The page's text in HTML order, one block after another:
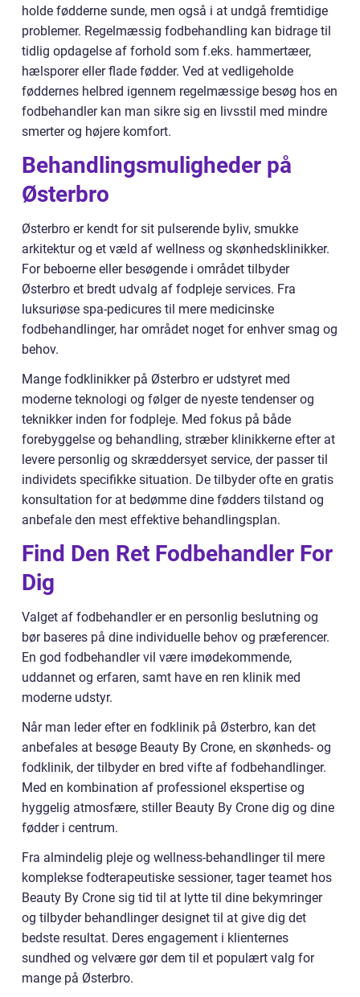
holde fødderne sunde, men også i at undgå fremtidige
problemer. Regelmæssig fodbehandling kan bidrage til
tidlig opdagelse af forhold som f.eks. hammertæer,
hælsporer eller flade fødder. Ved at vedligeholde
føddernes helbred igennem regelmæssige besøg hos en
fodbehandler kan man sikre sig en livsstil med mindre
smerter og højere komfort.
Behandlingsmuligheder på
Østerbro
Østerbro er kendt for sit pulserende byliv, smukke
arkitektur og et væld af wellness og skønhedsklinikker.
For beboerne eller besøgende i området tilbyder
Østerbro et bredt udvalg af fodpleje services. Fra
luksuriøse spa-pedicures til mere medicinske
fodbehandlinger, har området noget for enhver smag og
behov.
Mange fodklinikker på Østerbro er udstyret med
moderne teknologi og følger de nyeste tendenser og
teknikker inden for fodpleje. Med fokus på både
forebyggelse og behandling, stræber klinikkerne efter at
levere personlig og skræddersyet service, der passer til
individets specifikke situation. De tilbyder ofte en gratis
konsultation for at bedømme dine fødders tilstand og
anbefale den mest effektive behandlingsplan.
Find Den Ret Fodbehandler For
Dig
Valget af fodbehandler er en personlig beslutning og
bør baseres på dine individuelle behov og præferencer.
En god fodbehandler vil være imødekommende,
uddannet og erfaren, samt have en ren klinik med
moderne udstyr.
Når man leder efter en fodklinik på Østerbro, kan det
anbefales at besøge Beauty By Crone, en skønheds- og
fodklinik, der tilbyder en bred vifte af fodbehandlinger.
Med en kombination af professionel ekspertise og
hyggelig atmosfære, stiller Beauty By Crone dig og dine
fødder i centrum.
Fra almindelig pleje og wellness-behandlinger til mere
komplekse fodterapeutiske sessioner, tager teamet hos
Beauty By Crone sig tid til at lytte til dine bekymringer
og tilbyder behandlinger designet til at give dig det
bedste resultat. Deres engagement i klienternes
sundhed og velvære gør dem til et populært valg for
mange på Østerbro.